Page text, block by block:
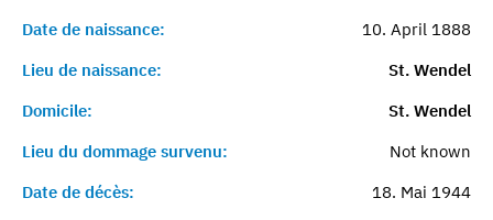
Date de naissance:
10. April 1888
Lieu de naissance:
St. Wendel
Domicile:
St. Wendel
Lieu du dommage survenu:
Not known
Date de décès:
18. Mai 1944